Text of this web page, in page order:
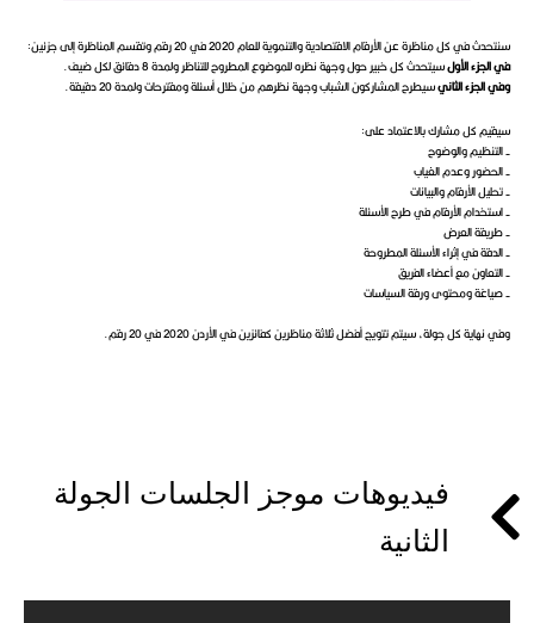
سنتحدث في كل مناظرة عن الأرقام الاقتصادية والتنموية للعام 2020 في 20 رقم وتقسم المناظرة إلى جزئين:
في الجزء الأولسيتحدث كل خبير حول وجهة نظره للموضوع المطروح للتناظر ولمدة 8 دقائق لكل ضيف.
وفي الجزء الثانيسيطرح المشاركون الشباب وجهة نظرهم من خلال أسئلة ومقترحات ولمدة 20 دقيقة.
سيقيم كل مشارك بالاعتماد على:
- التنظيم والوضوح
- الحضور وعدم الغياب
- تحليل الأرقام والبيانات
- استخدام الأرقام في طرح الأسئلة
- طريقة العرض
- الدقة في إثراء الأسئلة المطروحة
- التعاون مع أعضاء الفريق
- صياغة ومحتوى ورقة السياسات
وفي نهاية كل جولة، سيتم تتويج أفضل ثلاثة مناظرين كفائزين في الأردن 2020 في 20 رقم.
فيديوهات موجز الجلسات الجولة
الثانية